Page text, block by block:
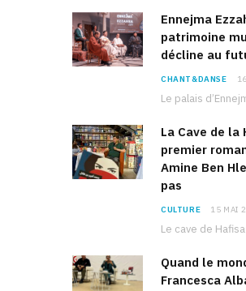
Ennejma
patrimoine
décline au
CHANT&DANSE
La Cave de la
premier
Amine Ben
pas
CULTURE 15 MAI
Quand le
Francesca